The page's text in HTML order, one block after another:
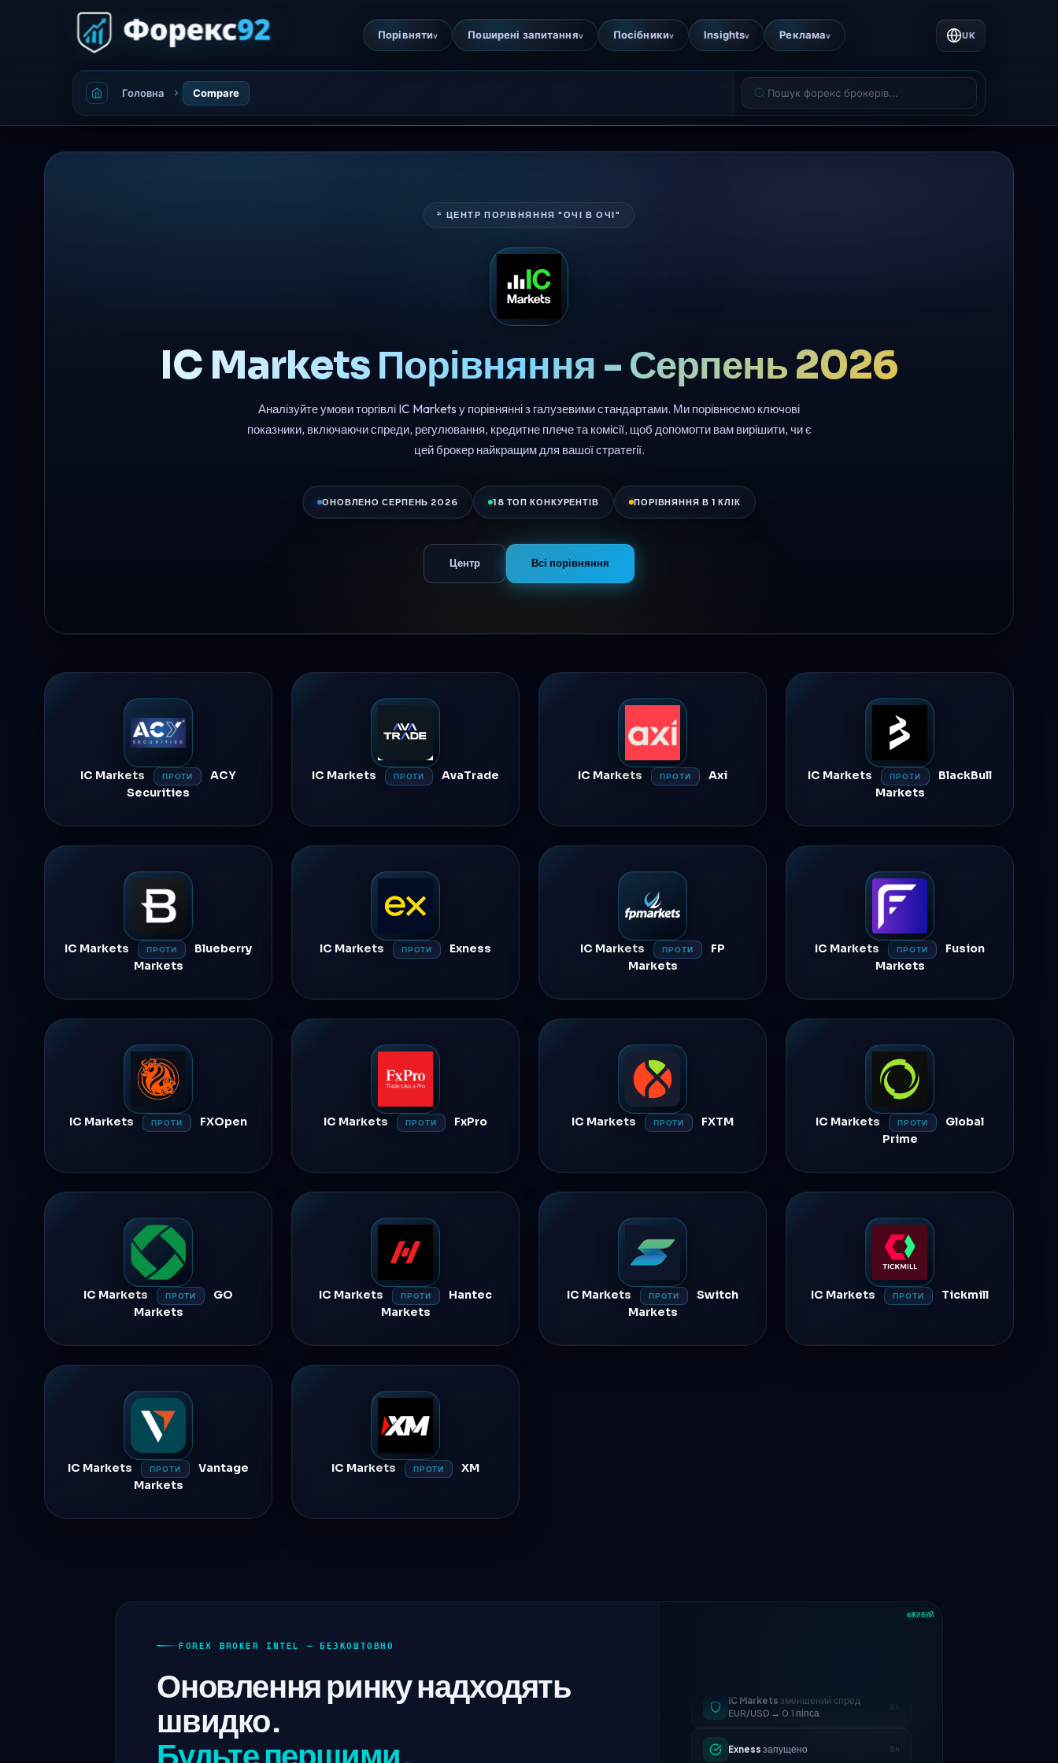
Порівнятиv Поширені запитанняv Посібникиv Insightsv Рекламаv UK
Головна Compare
* ЦЕНТР ПОРІВНЯННЯ "ОЧІ В ОЧІ"
IC Markets Порівняння - Серпень 2026
Аналізуйте умови торгівлі IC Markets у порівнянні з галузевими стандартами. Ми порівнюємо ключові
показники, включаючи спреди, регулювання, кредитне плече та комісії, щоб допомогти вам вирішити, чи є
цей брокер найкращим для вашої стратегії.
ОНОВЛЕНО СЕРПЕНЬ 2026 18 ТОП КОНКУРЕНТІВ ПОРІВНЯННЯ В 1 КЛІК
Центр Всі порівняння
IC Markets ПРОТИ
ACY
Securities
IC Markets ПРОТИ AvaTrade IC Markets ПРОТИ Axi IC Markets ПРОТИ
BlackBull
Markets
IC Markets ПРОТИ
Blueberry
Markets
IC Markets ПРОТИ Exness IC Markets ПРОТИ
FP
Markets
IC Markets ПРОТИ
Fusion
Markets
IC Markets ПРОТИ FXOpen IC Markets ПРОТИ FxPro IC Markets ПРОТИ FXTM IC Markets ПРОТИ
Global
Prime
IC Markets ПРОТИ
GO
Markets
IC Markets ПРОТИ
Hantec
Markets
IC Markets ПРОТИ
Switch
Markets
IC Markets ПРОТИ Tickmill
IC Markets ПРОТИ
Vantage
Markets
IC Markets ПРОТИ XM
FOREX BROKER INTEL — БЕЗКОШТОВНО
Оновлення ринку надходять
швидко.
Будьте першими.
ЖИВИЙ
Exnessзапущено 5h
плеча
1d